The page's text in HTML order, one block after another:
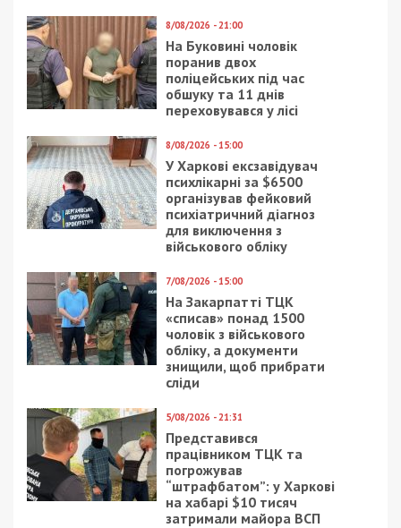
8/08/2026 - 21:00
На Буковині чоловік
поранив двох
поліцейських під час
обшуку та 11 днів
переховувався у лісі
8/08/2026 - 15:00
У Харкові ексзавідувач
психлікарні за $6500
організував фейковий
психіатричний діагноз
для виключення з
військового обліку
7/08/2026 - 15:00
На Закарпатті ТЦК
«списав» понад 1500
чоловік з військового
обліку, а документи
знищили, щоб прибрати
сліди
5/08/2026 - 21:31
Представився
працівником ТЦК та
погрожував
“штрафбатом”: у Харкові
на хабарі $10 тисяч
затримали майора ВСП